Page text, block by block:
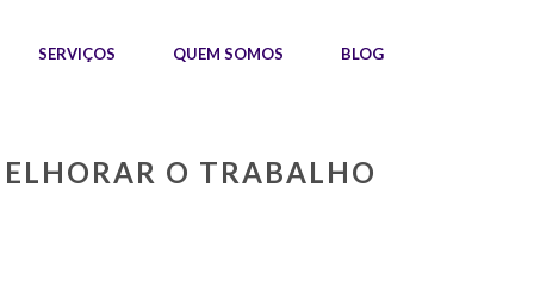
SERVIÇOS QUEM SOMOS BLOG
O TRABALHO